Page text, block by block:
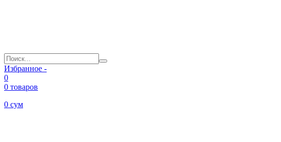
Избранное -
0
0 товаров
0 сум